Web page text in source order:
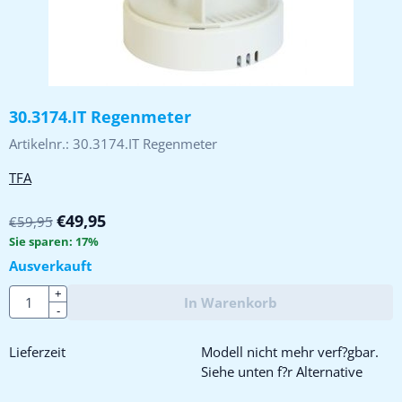
30.3174.IT Regenmeter
Artikelnr.: 30.3174.IT Regenmeter
TFA
€59,95 €49,95
Sie sparen: 17%
Ausverkauft
Anzahl
+
-
In Warenkorb
Lieferzeit
Modell nicht mehr verf?gbar.
Siehe unten f?r Alternative